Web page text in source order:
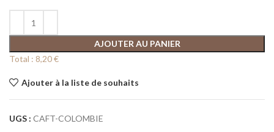
AJOUTER AU PANIER
Total : 8,20 €
Ajouter à la liste de souhaits
UGS : CAFT-COLOMBIE